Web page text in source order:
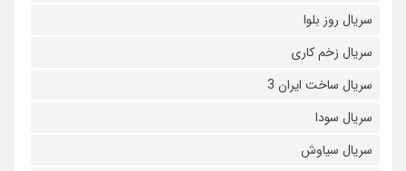
سریال روز بلوا
سریال زخم کاری
سریال ساخت ایران 3
سریال سودا
سریال سیاوش